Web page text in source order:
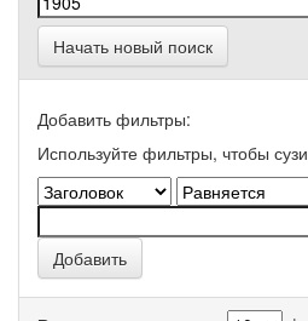
Начать новый поиск
Добавить фильтры:
Используйте фильтры, чтобы